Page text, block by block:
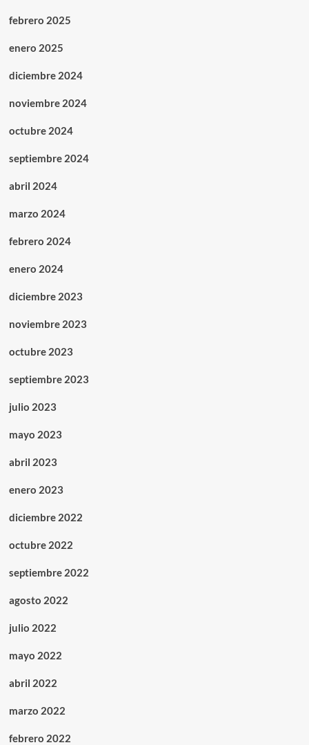
febrero 2025
enero 2025
diciembre 2024
noviembre 2024
octubre 2024
septiembre 2024
abril 2024
marzo 2024
febrero 2024
enero 2024
diciembre 2023
noviembre 2023
octubre 2023
septiembre 2023
julio 2023
mayo 2023
abril 2023
enero 2023
diciembre 2022
octubre 2022
septiembre 2022
agosto 2022
julio 2022
mayo 2022
abril 2022
marzo 2022
febrero 2022